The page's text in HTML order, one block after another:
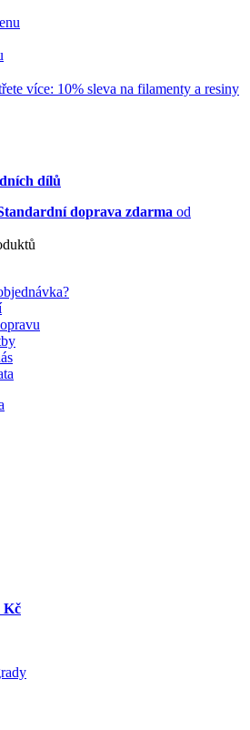
více: 10% sleva na filamenty a resiny
dílů
doprava zdarma od
Kč